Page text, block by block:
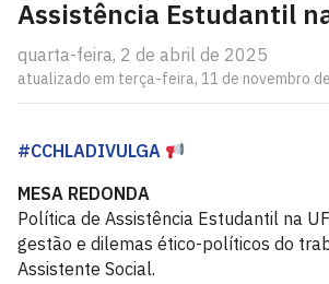
Assistência Estudantil
quarta-feira, 2 de abril de 2025
atualizado em terça-feira, 11 de novembro
#CCHLADIVULGA
MESA REDONDA
Política de Assistência Estudantil na
gestão e dilemas ético-políticos do
Assistente Social.